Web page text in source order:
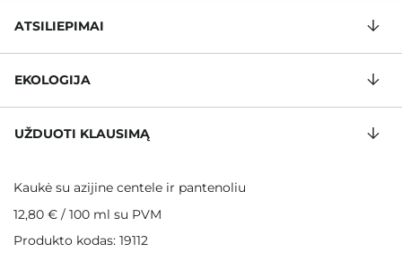
ATSILIEPIMAI
EKOLOGIJA
UŽDUOTI KLAUSIMĄ
Kaukė su azijine centele ir pantenoliu
12,80 € / 100 ml su PVM
Produkto kodas: 19112